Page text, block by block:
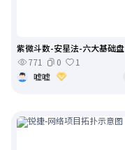
紫微斗数-安星法-六大基础盘
771
0
1
嘘嘘